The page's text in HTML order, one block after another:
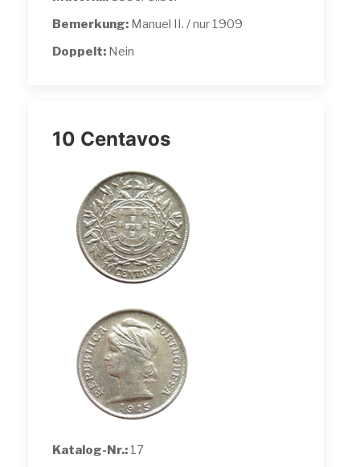
Bemerkung: Manuel II. / nur 1909
Doppelt: Nein
10 Centavos
Katalog-Nr.: 17